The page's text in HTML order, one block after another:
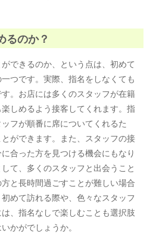
るのか？
できるのか、という点は、初めて
つです。実際、指名をしなくても
。お店には多くのスタッフが在籍
しめるよう接客してくれます。指
フが順番に席についてくれるた
ができます。また、スタッフの接
合った方を見つける機会にもなり
て、多くのスタッフと出会うこと
と長時間過ごすことが難しい場合
めて訪れる際や、色々なスタッフ
、指名なしで楽しむことも選択肢
かがでしょうか。